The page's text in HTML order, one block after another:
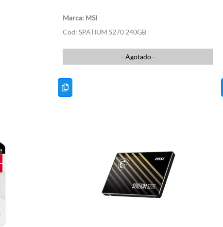
MSI
SPATIUM S270 240GB
- Agotado -